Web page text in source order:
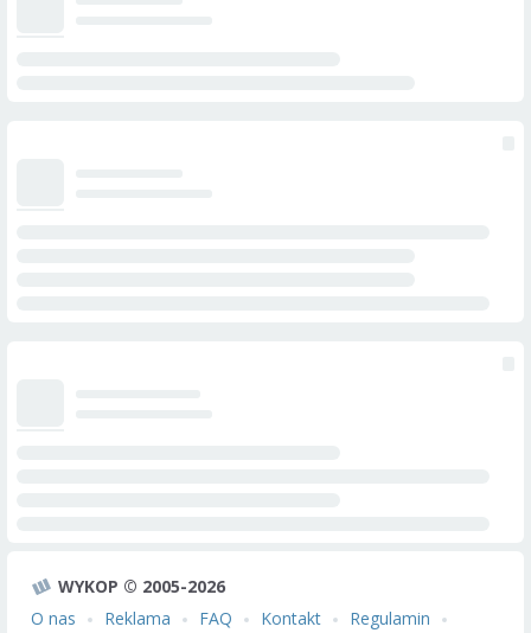
WYKOP © 2005-2026
O nas
Reklama FAQ Kontakt Regulamin